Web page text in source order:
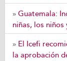
» Guatemala:
niñas, los
» El Icefi
la aprobación